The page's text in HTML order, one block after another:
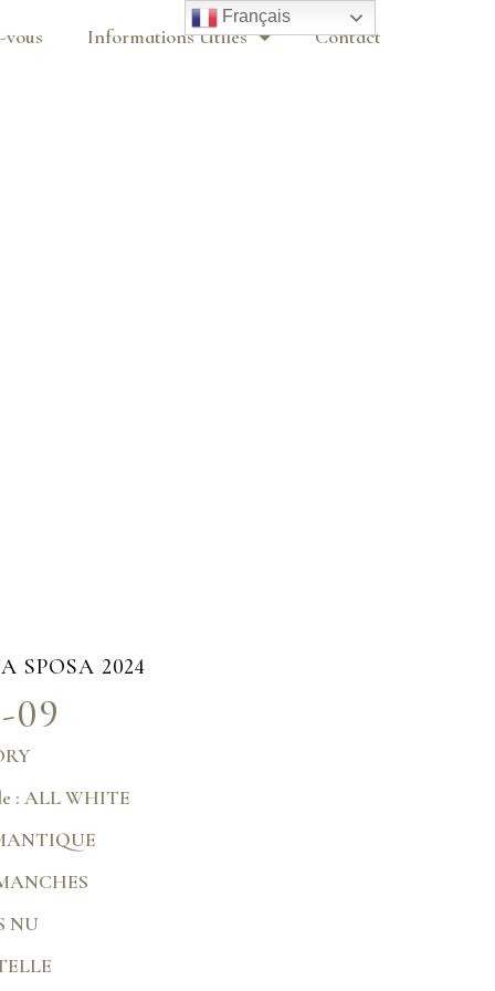
Informations Utiles Contact
SPOSA 2024
09
: ALL WHITE
NU
Français